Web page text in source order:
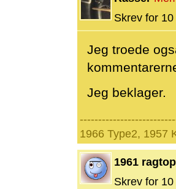
Skrev for
Jeg troede
Jeg beklager.
1966 Type2, 1957
1961 ragtop
Skrev for